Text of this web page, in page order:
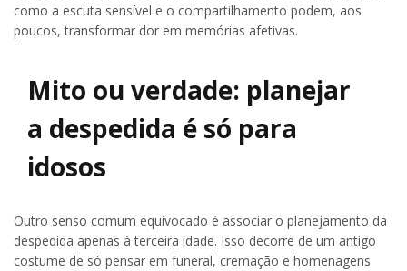
como a escuta sensível e o compartilhamento podem, aos
poucos, transformar dor em memórias afetivas.
Mito ou verdade: planejar
a despedida é só para
idosos
Outro senso comum equivocado é associar o planejamento da
despedida apenas à terceira idade. Isso decorre de um antigo
costume de só pensar em funeral, cremação e homenagens